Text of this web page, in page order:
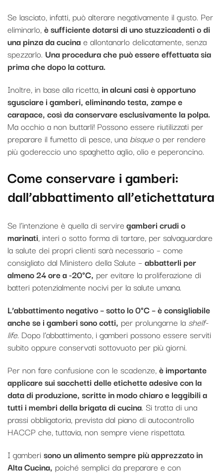
Se lasciato, infatti, può alterare negativamente il gusto. Per
eliminarlo,è sufficiente dotarsi di uno stuzzicadenti o di
una pinza da cucinae allontanarlo delicatamente, senza
spezzarlo. Una procedura che può essere effettuata sia
prima che dopo la cottura.
Inoltre, in base alla ricetta,in alcuni casi è opportuno
sgusciare i gamberi, eliminando testa, zampe e
carapace, così da conservare esclusivamente la polpa.
Ma occhio a non buttarli! Possono essere riutilizzati per
preparare il fumetto di pesce, una bisqueo per rendere
più godereccio uno spaghetto aglio, olio e peperoncino.
Come conservare i gamberi:
dall’abbattimento all’etichettatura
Se l’intenzione è quella di serviregamberi crudi o
marinati, interi o sotto forma di tartare, per salvaguardare
la salute dei propri clienti sarà necessario – come
consigliato dal Ministero della Salute – abbatterli per
almeno 24 ore a -20°C, per evitare la proliferazione di
batteri potenzialmente nocivi per la salute umana.
L’abbattimento negativo – sotto lo 0°C – è consigliabile
anche se i gamberi sono cotti, per prolungarne la shelf-
life. Dopo l’abbattimento, i gamberi possono essere serviti
subito oppure conservati sottovuoto per più giorni.
Per non fare confusione con le scadenze,è importante
applicare sui sacchetti delle etichette adesive con la
data di produzione, scritte in modo chiaro e leggibili a
tutti i membri della brigata di cucina. Si tratta di una
prassi obbligatoria, prevista dal piano di autocontrollo
HACCP che, tuttavia, non sempre viene rispettata.
I gamberi sono un alimento sempre più apprezzato in
Alta Cucina, poiché semplici da preparare e con